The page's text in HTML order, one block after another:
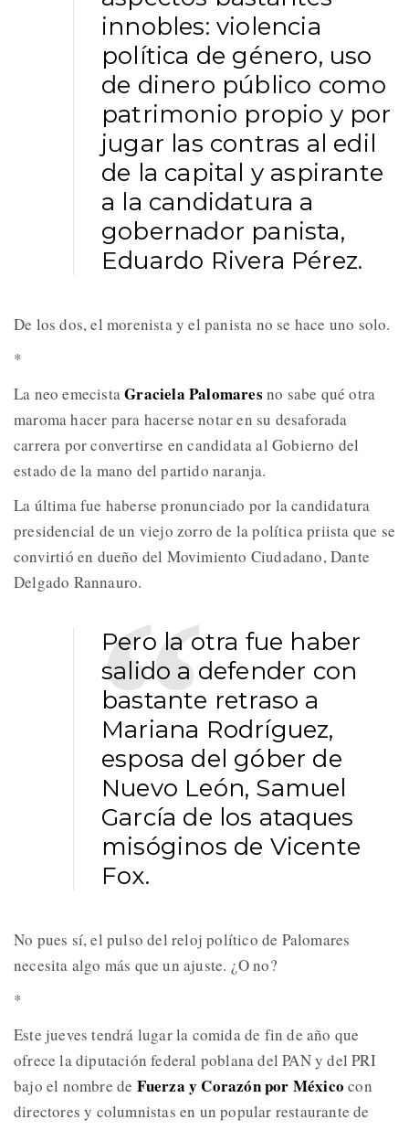
innobles: violencia
política de género, uso
de dinero público como
patrimonio propio y por
jugar las contras al edil
de la capital y aspirante
a la candidatura a
gobernador panista,
Eduardo Rivera Pérez.
De los dos, el morenista y el panista no se hace uno solo.
*
La neo emecistaGraciela Palomares no sabe qué otra
maroma hacer para hacerse notar en su desaforada
carrera por convertirse en candidata al Gobierno del
estado de la mano del partido naranja.
La última fue haberse pronunciado por la candidatura
presidencial de un viejo zorro de la política priista que se
convirtió en dueño del Movimiento Ciudadano, Dante
Delgado Rannauro.
Pero la otra fue haber
salido a defender con
bastante retraso a
Mariana Rodríguez,
esposa del góber de
Nuevo León, Samuel
García de los ataques
misóginos de Vicente
Fox.
No pues sí, el pulso del reloj político de Palomares
necesita algo más que un ajuste. ¿O no?
*
Este jueves tendrá lugar la comida de fin de año que
ofrece la diputación federal poblana del PAN y del PRI
bajo el nombre de Fuerza y Corazón por México con
directores y columnistas en un popular restaurante de